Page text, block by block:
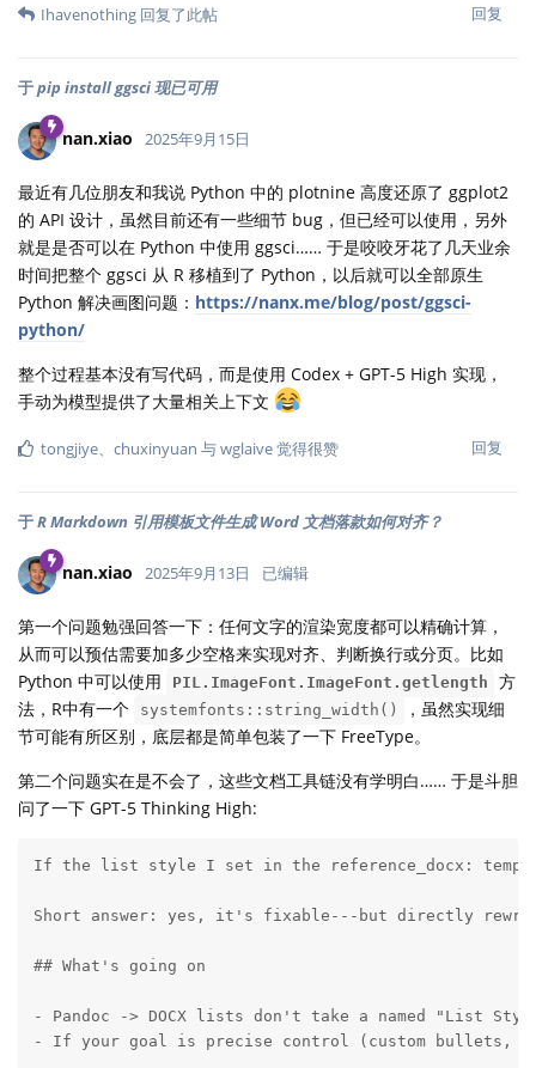
回复
Ihavenothing 回复了此帖
于pip install ggsci 现已可用
nan.xiao 2025年9月15日
最近有几位朋友和我说 Python 中的 plotnine 高度还原了 ggplot2
的 API 设计，虽然目前还有一些细节 bug，但已经可以使用，另外
就是是否可以在 Python 中使用 ggsci…… 于是咬咬牙花了几天业余
时间把整个 ggsci 从 R 移植到了 Python，以后就可以全部原生
Python 解决画图问题： https://nanx.me/blog/post/ggsci-
python/
整个过程基本没有写代码，而是使用 Codex + GPT-5 High 实现，
手动为模型提供了大量相关上下文
回复
tongjiye chuxinyuan 与wglaive觉得很赞
于R Markdown 引用模板文件生成 Word 文档落款如何对齐？
nan.xiao 2025年9月13日 已编辑
第一个问题勉强回答一下：任何文字的渲染宽度都可以精确计算，
从而可以预估需要加多少空格来实现对齐、判断换行或分页。比如
Python 中可以使用
PIL.ImageFont.ImageFont.getlength
方
法，R中有一个
systemfonts::string_width()
，虽然实现细
节可能有所区别，底层都是简单包装了一下 FreeType。
第二个问题实在是不会了，这些文档工具链没有学明白…… 于是斗胆
问了一下 GPT-5 Thinking High:
If the list style I set in the reference_docx:
Short answer: yes, it's fixable---but directly
## What's going on
- Pandoc -> DOCX lists don't take a named "List
- If your goal is precise control (custom bullets,